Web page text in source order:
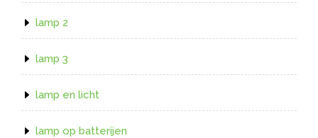
lamp 2
lamp 3
lamp en licht
lamp op batterijen